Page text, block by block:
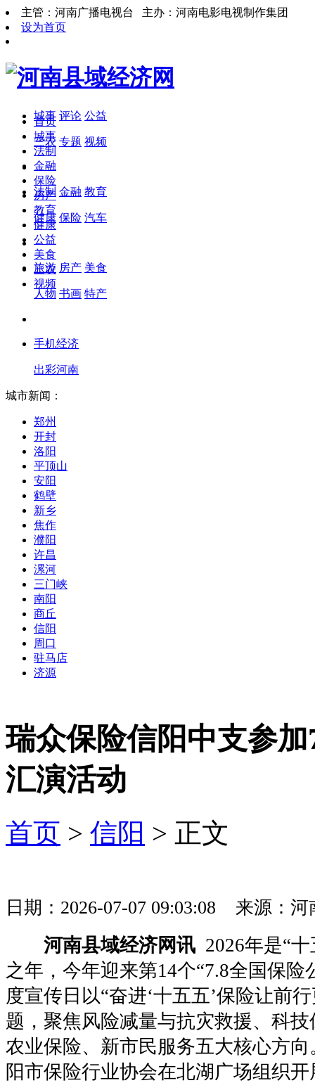
主管：河南广播电视台 主办：河南电影电视制作集团
设为首页
城事 评论 公益
三农 专题 视频
法制 金融 教育
健康 保险 汽车
旅游 房产 美食
人物 书画 特产
手机经济
出彩河南
首页
城事
法制
金融
保险
房产
教育
健康
公益
美食
三农
视频
城市新闻：
郑州
开封
洛阳
平顶山
安阳
鹤壁
新乡
焦作
濮阳
许昌
漯河
三门峡
南阳
商丘
信阳
周口
驻马店
济源
瑞众保险信阳中支参
汇演活动
首页 > 信阳 > 正文
日期：2026-07-07 09:03:08 来源：
河南县域经济网讯 2026年是“
之年，今年迎来第14个“7.8全国保险
度宣传日以“奋进‘十五五’保险让前
题，聚焦风险减量与抗灾救援、科
农业保险、新市民服务五大核心方
阳市保险行业协会在北湖广场组织开